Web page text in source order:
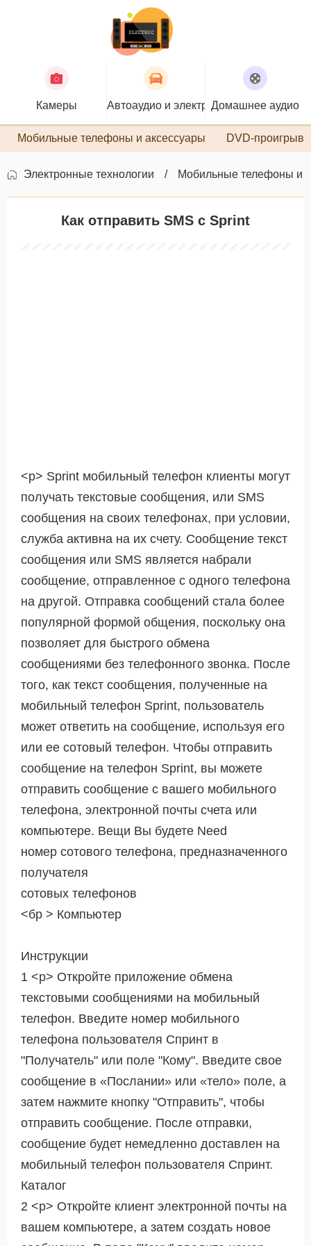
Камеры Автоаудио и электроникаДомашнее аудио
Мобильные телефоны и аксессуары DVD-
Электронные технологии Мобильные телефоны и
Как отправить SMS с Sprint
<р> Sprint мобильный телефон клиенты могут
получать текстовые сообщения, или SMS
сообщения на своих телефонах, при условии,
служба активна на их счету. Сообщение текст
сообщения или SMS является набрали
сообщение, отправленное с одного телефона
на другой. Отправка сообщений стала более
популярной формой общения, поскольку она
позволяет для быстрого обмена
сообщениями без телефонного звонка. После
того, как текст сообщения, полученные на
мобильный телефон Sprint, пользователь
может ответить на сообщение, используя его
или ее сотовый телефон. Чтобы отправить
сообщение на телефон Sprint, вы можете
отправить сообщение с вашего мобильного
телефона, электронной почты счета или
компьютере. Вещи Вы будете Need
номер сотового телефона, предназначенного
получателя
сотовых телефонов
<бр > Компьютер
Инструкции
1 <р> Откройте приложение обмена
текстовыми сообщениями на мобильный
телефон. Введите номер мобильного
телефона пользователя Спринт в
"Получатель" или поле "Кому". Введите свое
сообщение в «Послании» или «тело» поле, а
затем нажмите кнопку "Отправить", чтобы
отправить сообщение. После отправки,
сообщение будет немедленно доставлен на
мобильный телефон пользователя Спринт.
Каталог
2 <р> Откройте клиент электронной почты на
вашем компьютере, а затем создать новое